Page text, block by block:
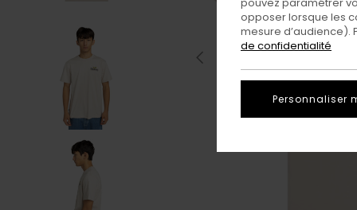
opposer lorsque les
mesure d’audience).
de confidentialité
Personnaliser